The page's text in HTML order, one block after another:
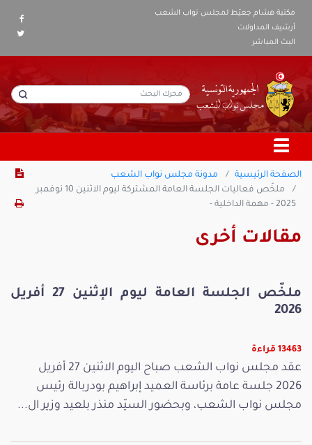
مكتبة هشام جعيّط لمجلس نواب الشعب
أرشيف المداولات
البث المباشر
الصفحة الرئيسية
مدونة مجلس نواب الشعب
ملخّص فعاليات الجلسة العامة المشتركة ليوم الاثنين 10 نوفمبر
2025 - مهمة الداخلية -
مقالات أخرى
ملخّص الجلسة العامة ليوم الإثنين 27 أفريل
2026
13463 قراءة
عقد مجلس نواب الشعب صباح اليوم الاثنين 27 أفريل
2026 جلسة عامة برئاسة العميد إبراهيم بودربالة رئيس
مجلس نواب الشعب، وبحضور السيّد منذر بلعيد وزير ال...